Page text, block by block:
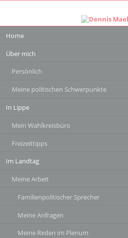
überspringen
Home
Über mich
Persönlich
Meine politischen Schwerpunkte
In Lippe
Mein Wahlkreisbüro
Freizeittipps
Im Landtag
Meine Arbeit
Familienpolitischer Sprecher
Meine Anfragen
Meine Reden im Plenum